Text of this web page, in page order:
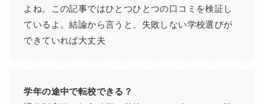
よね。この記事ではひとつひとつの口コミを検証し
ているよ。結論から言うと、失敗しない学校選びが
できていれば大丈夫
学年の途中で転校できる？